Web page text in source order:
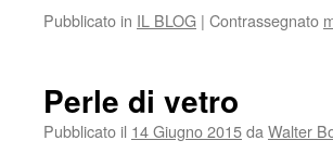
Pubblicato in IL BLOG | Contrassegnato
Perle di vetro
Pubblicato il 14 Giugno 2015da Walter